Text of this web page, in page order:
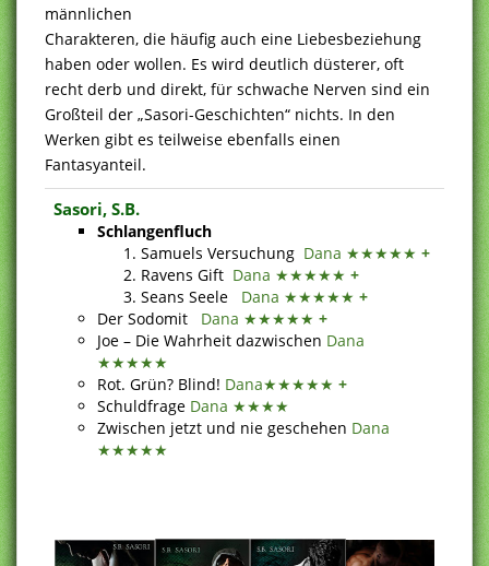
männlichen
Charakteren, die häufig auch eine Liebesbeziehung
haben oder wollen. Es wird deutlich düsterer, oft
recht derb und direkt, für schwache Nerven sind ein
Großteil der „Sasori-Geschichten“ nichts. In den
Werken gibt es teilweise ebenfalls einen
Fantasyanteil.
Sasori, S.B.
Schlangenfluch
Samuels Versuchung Dana ★★★★★ +
Ravens Gift Dana ★★★★★ +
Seans Seele
Dana ★★★★★ +
Der Sodomit
Dana ★★★★★ +
Joe – Die Wahrheit dazwischen Dana
★★★★★
Rot. Grün? Blind! Dana★★★★★ +
Schuldfrage Dana ★★★★
Zwischen jetzt und nie geschehen Dana
★★★★★